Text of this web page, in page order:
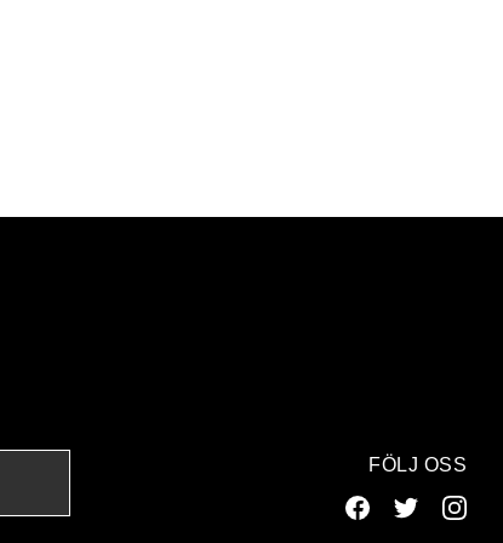
FÖLJ OSS